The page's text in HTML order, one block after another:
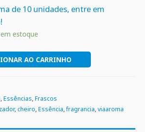
de 10 unidades, entre em
estoque
AO CARRINHO
,Essências,Frascos
,cheiro,Essência,fragrancia,viaaroma